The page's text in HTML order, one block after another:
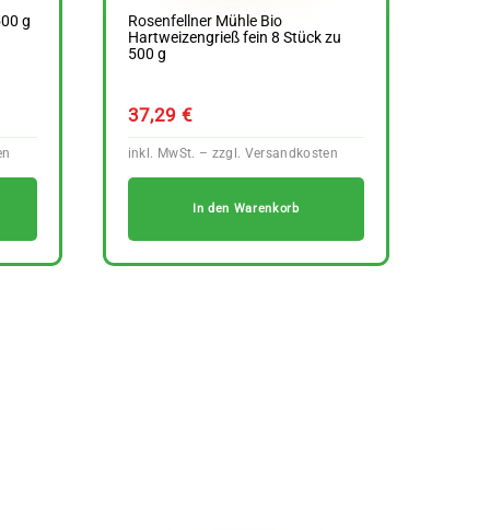
g
Rosenfellner Mühle Bio
Hartweizengrieß fein 8 Stück zu
500 g
37,29 €
In den Warenkorb